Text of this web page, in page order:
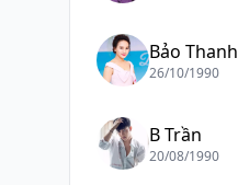
Bảo Thanh
26/10/1990
B Trần
20/08/1990